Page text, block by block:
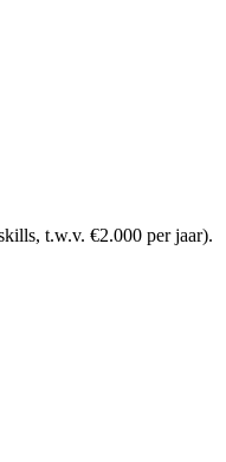
t.w.v. €2.000 per jaar).